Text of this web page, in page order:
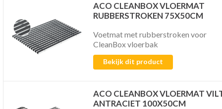
ACO CLEANBOX VLOERMAT
RUBBERSTROKEN 75X50CM
Voetmat met rubberstroken voor
CleanBox vloerbak
Bekijk dit product
ACO CLEANBOX VLOERMAT
ANTRACIET 100X50CM